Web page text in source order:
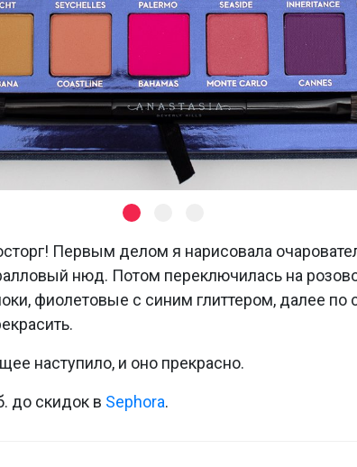
Первым делом я нарисовала
нюд. Потом переключилась на
фиолетовые с синим глиттером, далее по
наступило, и оно прекрасно.
до скидок в Sephora.